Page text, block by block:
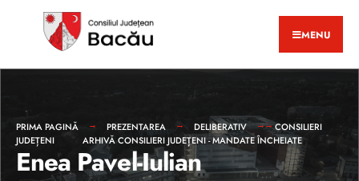
MENU
PRIMA PAGINĂ PREZENTAREA DELIBERATIV
CONSILIERI
JUDEȚENI
ARHIVĂ CONSILIERI JUDEȚENI - MANDATE ÎNCHEIATE
Enea Pavel-Iulian